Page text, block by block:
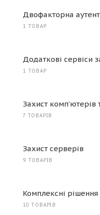
Двофакторна
1 ТОВАР
Додаткові сервіси
1 ТОВАР
Захист комп’ютерів
7 ТОВАРІВ
Захист серверів
9 ТОВАРІВ
Комплексні рішення
10 ТОВАРІВ